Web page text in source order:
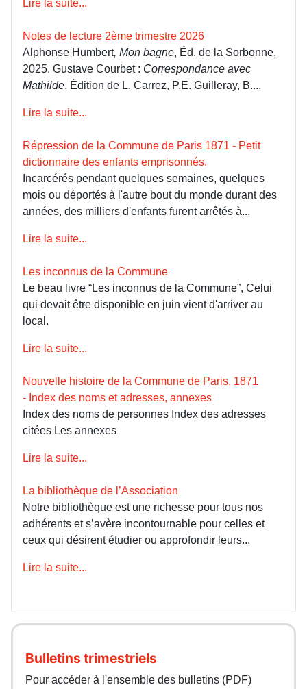
Lire la suite...
Notes de lecture 2ème trimestre 2026
Alphonse Humbert, Mon bagne, Éd. de la Sorbonne,
2025. Gustave Courbet : Correspondance avec
Mathilde. Édition de L. Carrez, P.E. Guilleray, B....
Lire la suite...
Répression de la Commune de Paris 1871 - Petit
dictionnaire des enfants emprisonnés.
Incarcérés pendant quelques semaines, quelques
mois ou déportés à l'autre bout du monde durant des
années, des milliers d'enfants furent arrêtés à...
Lire la suite...
Les inconnus de la Commune
Le beau livre “Les inconnus de la Commune”, Celui
qui devait être disponible en juin vient d'arriver au
local.
Lire la suite...
Nouvelle histoire de la Commune de Paris, 1871
- Index des noms et adresses, annexes
Index des noms de personnes Index des adresses
citées Les annexes
Lire la suite...
La bibliothèque de l’Association
Notre bibliothèque est une richesse pour tous nos
adhérents et s’avère incontournable pour celles et
ceux qui désirent étudier ou approfondir leurs...
Lire la suite...
Bulletins trimestriels
Pour accéder à l'ensemble des bulletins (PDF)